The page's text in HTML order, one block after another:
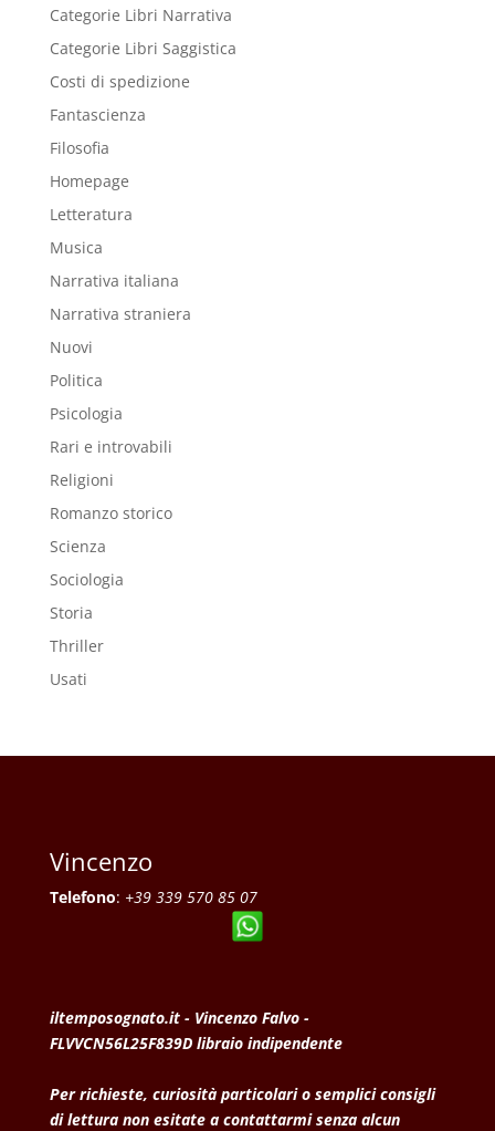
Categorie Libri Narrativa
Categorie Libri Saggistica
Costi di spedizione
Fantascienza
Filosofia
Homepage
Letteratura
Musica
Narrativa italiana
Narrativa straniera
Nuovi
Politica
Psicologia
Rari e introvabili
Religioni
Romanzo storico
Scienza
Sociologia
Storia
Thriller
Usati
Vincenzo
Telefono: +39 339 570 85 07
iltemposognato.it - Vincenzo Falvo -
FLVVCN56L25F839D libraio indipendente
Per richieste, curiosità particolari o semplici consigli
di lettura non esitate a contattarmi senza alcun